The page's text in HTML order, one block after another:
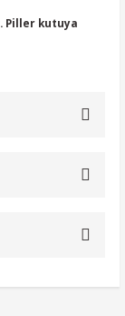
Piller kutuya